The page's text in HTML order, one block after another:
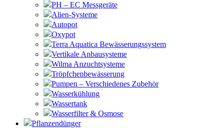
PH – EC Messgeräte
Alien-Systeme
Autopot
Oxypot
Terra Aquatica Bewässerungssystem
Vertikale Anbausysteme
Wilma Anzuchtsysteme
Tröpfchenbewässerung
Pumpen – Verschiedenes Zubehör
Wasserkühlung
Wassertank
Wasserfilter & Osmose
Pflanzendünger